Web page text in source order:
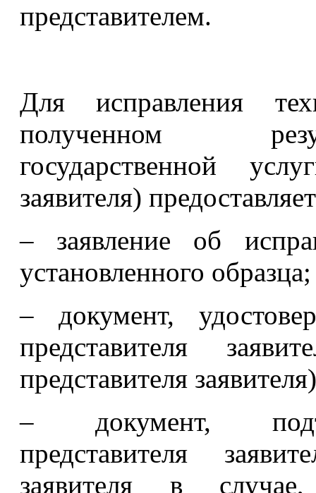
представителем.
Для исправления
полученном
государственной
заявителя)
– заявление об
установленного образца;
– документ,
представителя
представителя
– документ,
представителя
заявителя в